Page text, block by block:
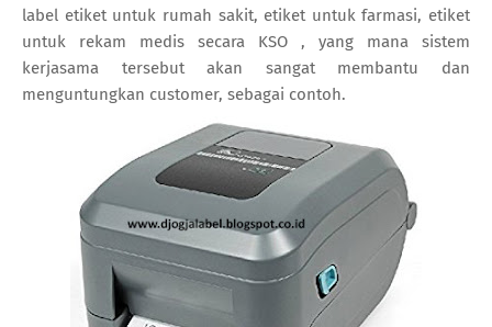
label etiket untuk rumah sakit, etiket untuk farmasi, etiket
untuk rekam medis secara KSO , yang mana sistem
kerjasama tersebut akan sangat membantu dan
menguntungkan customer, sebagai contoh.